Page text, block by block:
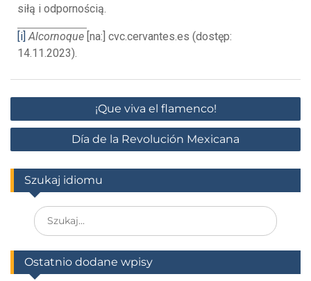
siłą i odpornością.
[i] Alcornoque [na:] cvc.cervantes.es (dostęp:
14.11.2023).
¡Que viva el flamenco!
Día de la Revolución Mexicana
Szukaj idiomu
Ostatnio dodane wpisy